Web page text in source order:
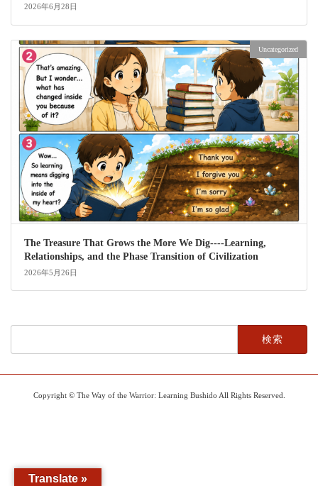
2026年6月28日
Uncategorized
The Treasure That Grows the More We Dig----Learning,
Relationships, and the Phase Transition of Civilization
2026年5月26日
Copyright © The Way of the Warrior: Learning Bushido All Rights Reserved.
Translate »